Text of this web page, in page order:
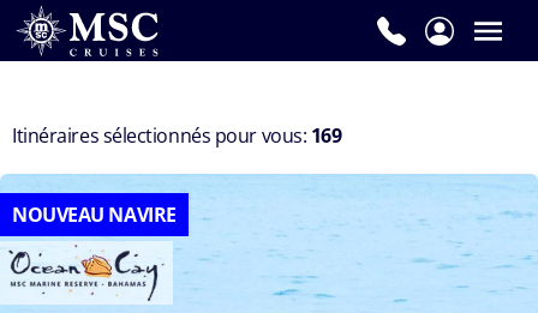
Itinéraires sélectionnés pour vous: 169
NOUVEAU NAVIRE
Prénom
*
Nom
de
famille
*